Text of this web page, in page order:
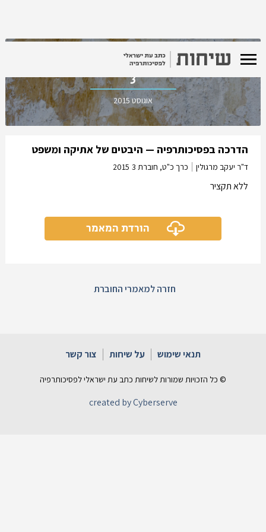
כרך כ"ט, חוברת
3
אוגוסט 2015
הדרכה בפסיכותרפיה — היבטים של אתיקה ומשפט
ד"ר יעקב מרגולין כרך כ"ט, חוברת 3 2015
ללא תקציר
הורדת המאמר
חזרה למאמרי החוברת
תנאי שימוש על שיחות צור קשר
© כל הזכויות שמורות לשיחות כתב עת ישראלי לפסיכותרפיה
created by Cyberserve